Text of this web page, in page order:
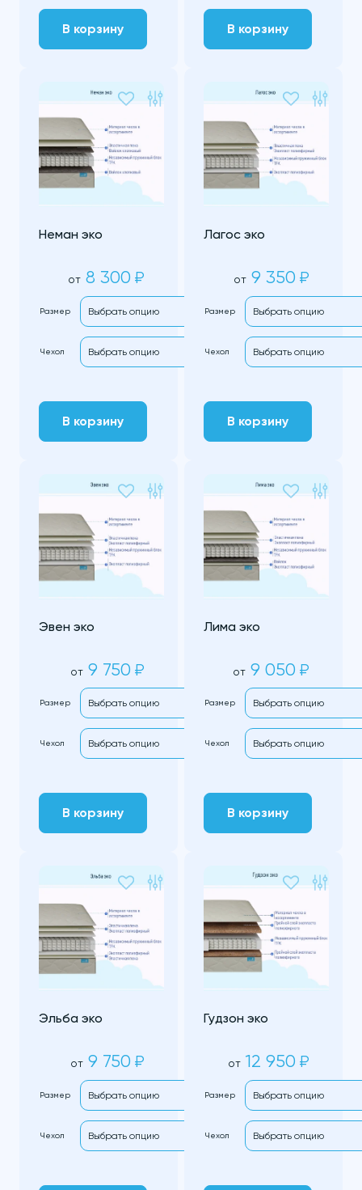
В корзину В корзину
Неман эко
от 8 300 ₽
Размер
Чехол
В корзину
Лагос эко
от 9 350 ₽
Размер
Чехол
В корзину
Эвен эко
от 9 750 ₽
Размер
Чехол
В корзину
Лима эко
от 9 050 ₽
Размер
Чехол
В корзину
Эльба эко
от 9 750 ₽
Размер
Чехол
Гудзон эко
от 12 950 ₽
Размер
Чехол